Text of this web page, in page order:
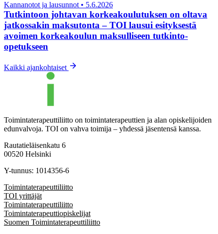
Kannanotot ja lausunnot • 5.6.2026
Tutkintoon johtavan korkeakoulutuksen on oltava
jatkossakin maksutonta – TOI lausui esityksestä
avoimen korkeakoulun maksulliseen tutkinto-
opetukseen
Kaikki ajankohtaiset
Toimintaterapeuttiliitto on toimintaterapeuttien ja alan opiskelijoiden
edunvalvoja. TOI on vahva toimija – yhdessä jäsentensä kanssa.
Rautatieläisenkatu 6
00520 Helsinki
Y-tunnus: 1014356-6
Toimintaterapeuttiliitto
TOI yrittäjät
Toimintaterapeuttiliitto
Toimintaterapeuttiopiskelijat
Suomen Toimintaterapeuttiliitto